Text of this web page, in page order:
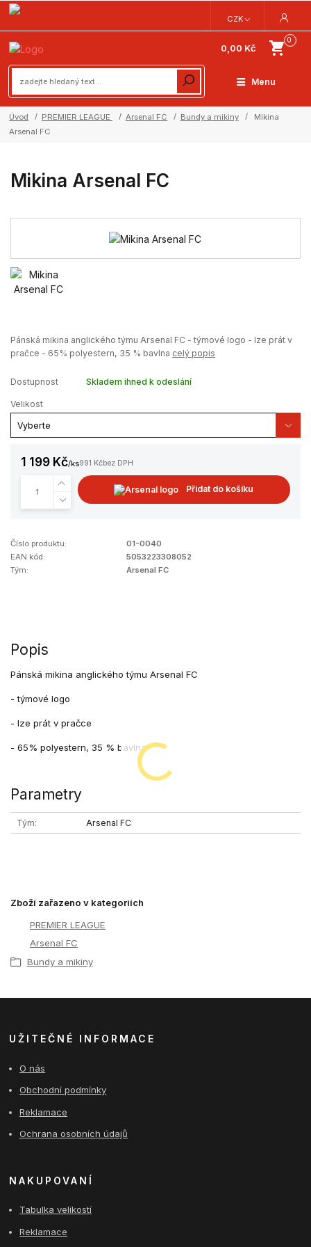
Menu
CZK
0
0,00 Kč
Úvod PREMIER LEAGUE Arsenal FC Bundy a mikiny
Mikina
Arsenal FC
Mikina Arsenal FC
Pánská mikina anglického týmu Arsenal FC - týmové logo - lze prát v
pračce - 65% polyestern, 35 % bavlna celý popis
Dostupnost Skladem ihned k odeslání
Velikost
1 199 Kč/ks991 Kčbez DPH
Přidat do košíku
Číslo produktu:
01-0040
EAN kód:
5053223308052
Tým:
Arsenal FC
Popis
Pánská mikina anglického týmu Arsenal FC
- týmové logo
- lze prát v pračce
- 65% polyestern, 35 % bavlna
Parametry
Tým Arsenal FC
Zboží zařazeno v kategoriích
PREMIER LEAGUE
Arsenal FC
Bundy a mikiny
UŽITEČNÉ INFORMACE
O nás
Obchodní podmínky
Reklamace
Ochrana osobních údajů
NAKUPOVANÍ
Tabulka velikostí
Reklamace